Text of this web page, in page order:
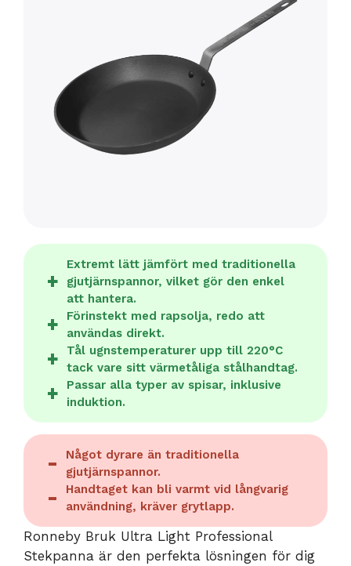
Extremt lätt jämfört med traditionella
gjutjärnspannor, vilket gör den enkel
att hantera.
Förinstekt med rapsolja, redo att
användas direkt.
Tål ugnstemperaturer upp till 220°C
tack vare sitt värmetåliga stålhandtag.
Passar alla typer av spisar, inklusive
induktion.
Något dyrare än traditionella
gjutjärnspannor.
Handtaget kan bli varmt vid långvarig
användning, kräver grytlapp.
Ronneby Bruk Ultra Light Professional
Stekpanna är den perfekta lösningen för dig